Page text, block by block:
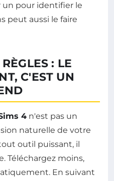
un pour identifier le
peut aussi le faire
: LE
C'EST UN
4 n'est pas un
naturelle de votre
outil puissant, il
Téléchargez moins,
En suivant